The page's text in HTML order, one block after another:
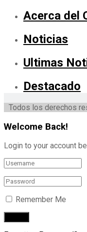
Acerca del
Noticias
Ultimas
Destacado
Todos los derechos
Welcome Back!
Login to your account
Remember Me